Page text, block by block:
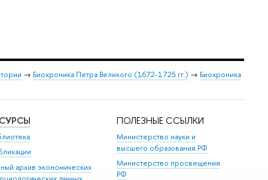
→ Биохроника Петра Великого (1672-1725 гг.) → Биохроника
архив экономических
ПОЛЕЗНЫЕ ССЫЛКИ
Министерство науки и
высшего образования РФ
Министерство просвещения
РФ